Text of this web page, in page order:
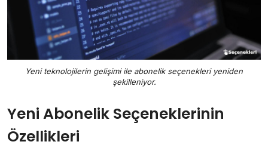
Yeni teknolojilerin gelişimi ile abonelik seçenekleri yeniden
şekilleniyor.
Yeni Abonelik Seçeneklerinin
Özellikleri